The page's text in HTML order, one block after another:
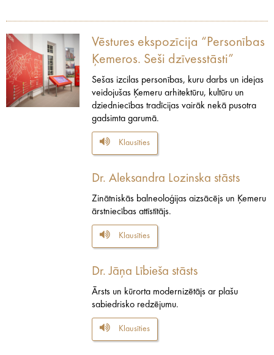
Vēstures ekspozīcija “Personības
Ķemeros. Seši dzīvesstāsti”
Sešas izcilas personības, kuru darbs un idejas
veidojušas Ķemeru arhitektūru, kultūru un
dziedniecības tradīcijas vairāk nekā pusotra
gadsimta garumā.
Klausīties
Dr. Aleksandra Lozinska stāsts
Zinātniskās balneoloģijas aizsācējs un Ķemeru
ārstniecības attīstītājs.
Klausīties
Dr. Jāņa Lībieša stāsts
Ārsts un kūrorta modernizētājs ar plašu
sabiedrisko redzējumu.
Klausīties